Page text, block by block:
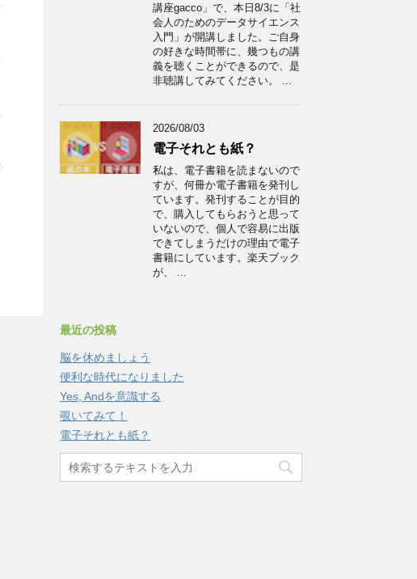
講座gacco」で、本日8/3に「社
会人のためのデータサイエンス
入門」が開講しました。ご自身
の好きな時間帯に、幾つもの講
義を聴くことができるので、是
非聴講してみてください。 ...
2026/08/03
電子それとも紙？
私は、電子書籍を読まないので
すが、何冊か電子書籍を発刊し
ています。発刊することが目的
で、購入してもらおうと思って
いないので、個人で容易に出版
できてしまうだけの理由で電子
書籍にしています。楽天ブック
が、 ...
最近の投稿
脳を休めましょう
便利な時代になりました
Yes, Andを意識する
覗いてみて！
電子それとも紙？